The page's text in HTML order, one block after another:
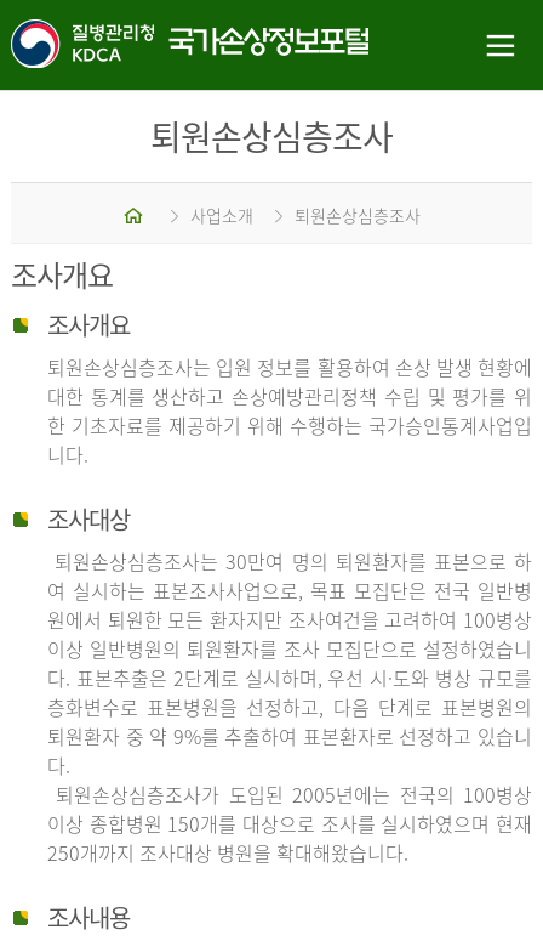
퇴원손상심층조사
홈 사업소개 퇴원손상심층조사
조사개요
조사개요
퇴원손상심층조사는 입원 정보를 활용하여 손상 발생 현황에
대한 통계를 생산하고 손상예방관리정책 수립 및 평가를 위
한 기초자료를 제공하기 위해 수행하는 국가승인통계사업입
니다.
조사대상
퇴원손상심층조사는 30만여 명의 퇴원환자를 표본으로 하
여 실시하는 표본조사사업으로, 목표 모집단은 전국 일반병
원에서 퇴원한 모든 환자지만 조사여건을 고려하여 100병상
이상 일반병원의 퇴원환자를 조사 모집단으로 설정하였습니
다. 표본추출은 2단계로 실시하며, 우선 시·도와 병상 규모를
층화변수로 표본병원을 선정하고, 다음 단계로 표본병원의
퇴원환자 중 약 9%를 추출하여 표본환자로 선정하고 있습니
다.
퇴원손상심층조사가 도입된 2005년에는 전국의 100병상
이상 종합병원 150개를 대상으로 조사를 실시하였으며 현재
250개까지 조사대상 병원을 확대해왔습니다.
조사내용